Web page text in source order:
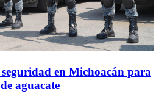
en Michoacán para
aguacate